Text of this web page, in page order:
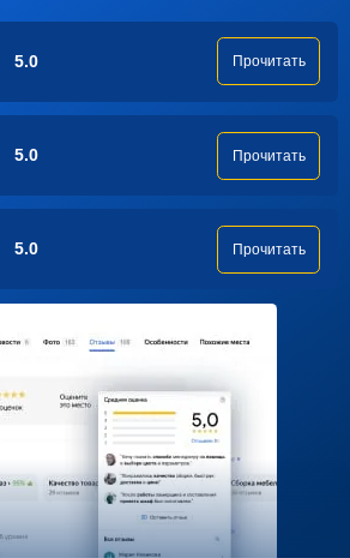
5.0 Прочитать
5.0 Прочитать
5.0 Прочитать